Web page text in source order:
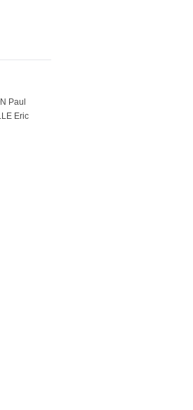
Paul
Eric